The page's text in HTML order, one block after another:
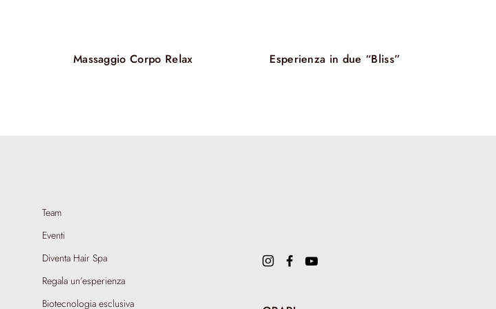
arricchiscono l’esperienza sensoriale. Per concludere, lo styling
benessere totale.
Massaggio Corpo Relax Esperienza in due “Bliss”
Team
Eventi
Diventa Hair Spa
Regala un’esperienza
Biotecnologia esclusiva